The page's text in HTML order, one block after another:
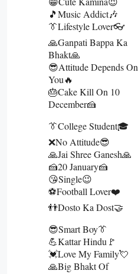
🎵Music Addict🎶
👔Lifestyle Lover👓
🙏Ganpati Bappa Ka
Bhakt🙏
😎Attitude Depends On
You🔥
🎂Cake Kill On 10
December🍰
👔College Student🎓
❌No Attitude😎
🙏Jai Shree Ganesh🙏
🍰20 January🍰
😘Single😉
⚽Football Lover❤️
👬Dosto Ka Dost🤝
😎Smart Boy👔
💪Kattar Hindu🚩
💓Love My Family💘
🙏Big Bhakt Of